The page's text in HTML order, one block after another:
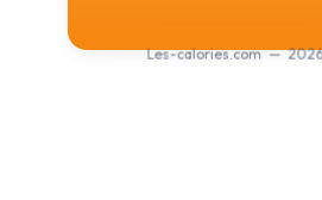
Les-calories.com —